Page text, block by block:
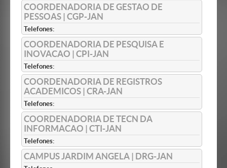
COORDENADORIA DE GESTAO DE
PESSOAS | CGP-JAN
Telefones:
COORDENADORIA DE PESQUISA E
INOVACAO | CPI-JAN
Telefones:
COORDENADORIA DE REGISTROS
ACADEMICOS | CRA-JAN
Telefones:
COORDENADORIA DE TECN DA
INFORMACAO | CTI-JAN
Telefones:
CAMPUS JARDIM ANGELA | DRG-JAN